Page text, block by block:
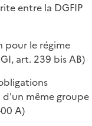
entre la DGFIP
pour le régime
art. 239 bis AB)
même groupe
A)